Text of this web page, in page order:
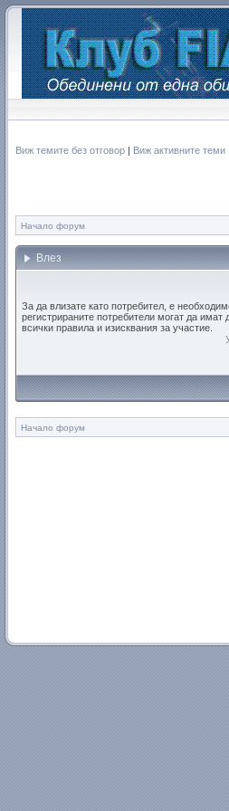
Виж темите без отговор | Виж активните теми
Начало форум
Влез
За да влизате като потребител, е
регистрираните потребители могат да
всички правила и изисквания за участие.
Начало форум